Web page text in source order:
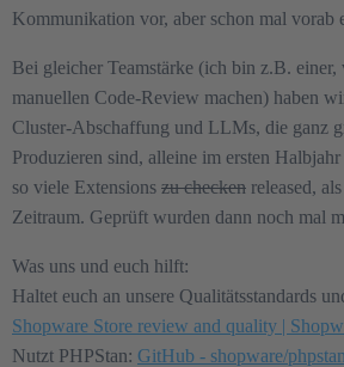
Kommunikation vor, aber schon mal vorab
Bei gleicher Teamstärke (ich bin z.B. einer,
manuellen Code-Review machen) haben
Cluster-Abschaffung und LLMs, die ganz
Produzieren sind, alleine im ersten
so viele Extensions zu checken released,
Zeitraum. Geprüft wurden dann noch mal
Was uns und euch hilft:
Haltet euch an unsere Qualitätsstandards
Shopware Store review and quality |
Nutzt PHPStan: GitHub - shopware/